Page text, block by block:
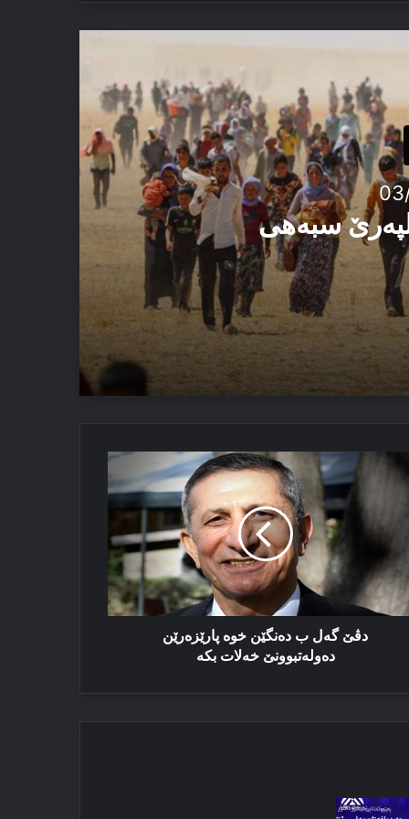
سبەهی
دڤێ گەل ب دەنگێن خوە پارێزەرێن
دەولەتبوونێ خەلات بكە